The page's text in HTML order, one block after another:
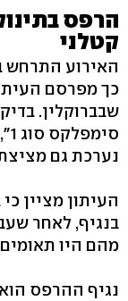
הרפס
קטלני
האירוע התרחש
כך מפרסם
שבברוקלין.
נערכת גם
בנגיף, לאחר
מהם היו
נגיף ההרפס